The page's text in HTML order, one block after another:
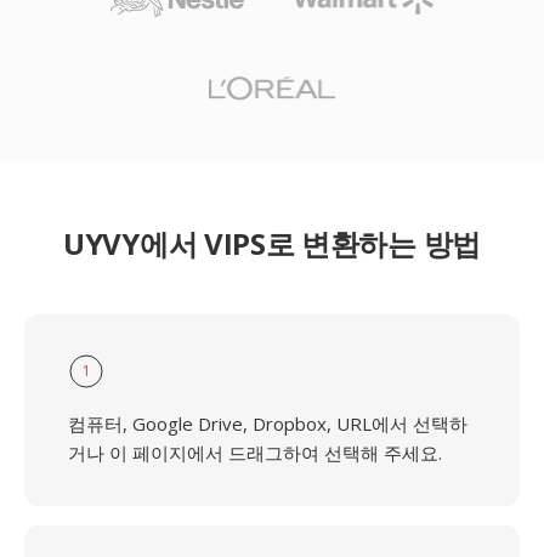
UYVY에서 VIPS로 변환하는 방법
1
컴퓨터, Google Drive, Dropbox, URL에서 선택하
거나 이 페이지에서 드래그하여 선택해 주세요.